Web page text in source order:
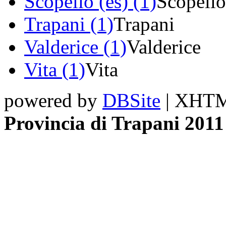
Trapani (1)Trapani
Valderice (1)Valderice
Vita (1)Vita
powered by DBSite |
Provincia di Trapani 2011